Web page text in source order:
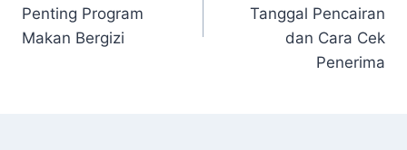
Penting Program
Makan Bergizi
Tanggal Pencairan
dan Cara Cek
Penerima